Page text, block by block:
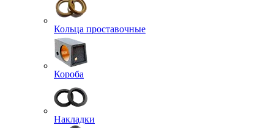
Кольца проставочные
Короба
Накладки